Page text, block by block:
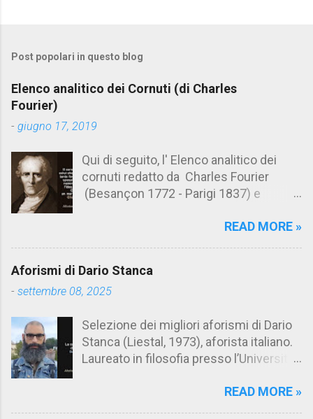
m
e
n
t
Post popolari in questo blog
Elenco analitico dei Cornuti (di Charles
Fourier)
- giugno 17, 2019
Qui di seguito, l' Elenco analitico dei
cornuti redatto da Charles Fourier
(Besançon 1772 - Parigi 1837) e
Aforismario trovi anche una raccolta di
cornuto pretenzioso: colui che ritiene
sua moglie tanto fortunata, per averlo
ammettere l'idea del tradimento. Ciò lo
rende un marito assai comodo.
(Charles Fourier) Elenco analitico dei
ca. 1808 (postumo 1856) Traduzione
italiana da Il Borghese - Volume 29,
READ MORE »
Aforismi di Dario Stanca
- settembre 08, 2025
Selezione dei migliori aforismi di Dario
Stanca (Liestal, 1973), aforista italiano.
Laureato in filosofia presso l’Università
volume Anacleto Verrecchia, Meglio un
READ MORE »